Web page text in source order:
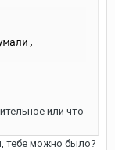
или что
тебе можно было?